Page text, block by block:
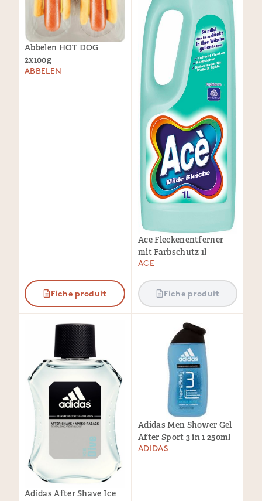
Abbelen HOT DOG
2x100g
ABBELEN
Fiche produit
Ace Fleckenentferner
mit Farbschutz 1l
ACE
Fiche produit
Adidas After Shave Ice
Adidas Men Shower Gel
After Sport 3 in 1 250ml
ADIDAS